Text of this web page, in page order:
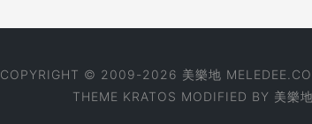
COPYRIGHT © 2009-2026 美樂地
THEME KRATOS MODIFIED BY 美樂